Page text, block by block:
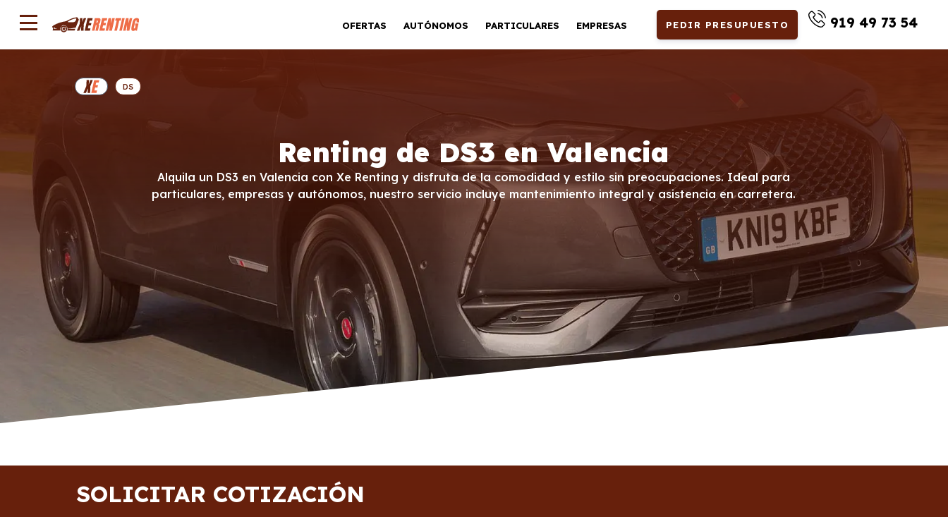
OFERTAS AUTÓNOMOS PARTICULARES EMPRESAS PEDIR PRESUPUESTO 919 49 73 54
Renting de DS3 en Valencia
Alquila un DS3 en Valencia con Xe Renting y disfruta de la comodidad y estilo sin preocupaciones. Ideal para
particulares, empresas y autónomos, nuestro servicio incluye mantenimiento integral y asistencia en carretera.
DS
SOLICITAR COTIZACIÓN